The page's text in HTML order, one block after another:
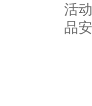
活
品